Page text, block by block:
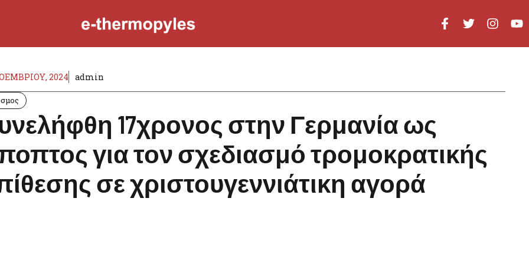
2024 admin
17χρονος στην Γερμανία ως
για τον σχεδιασμό τρομοκρατικής
σε χριστουγεννιάτικη αγορά